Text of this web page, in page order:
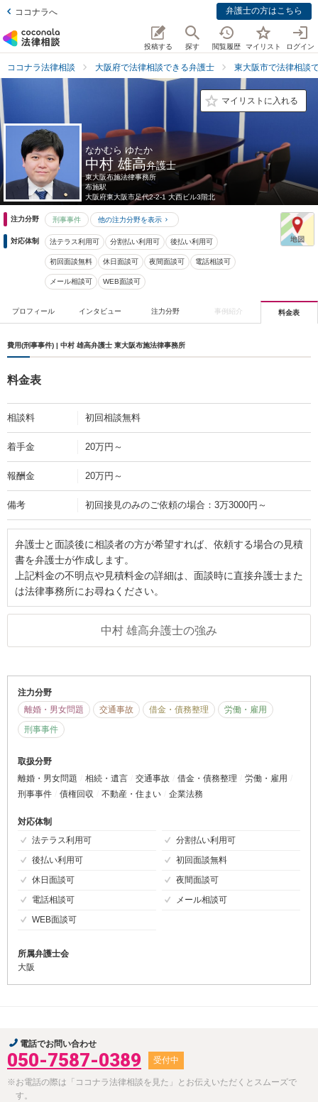
ココナラへ 弁護士の方はこちら
投稿する 探す 閲覧履歴 マイリスト ログイン
ココナラ法律相談 大阪府で法律相談できる弁護士 東大阪市で法律相談
マイリストに入れる
なかむら ゆたか
中村 雄高弁護士
東大阪布施法律事務所
布施駅
大阪府東大阪市足代2-2-1 大西ビル3階北
注力分野 刑事事件 他の注力分野を表示
対応体制 法テラス利用可 分割払い利用可 後払い利用可
初回面談無料 休日面談可 夜間面談可 電話相談可
メール相談可 WEB面談可
プロフィール インタビュー 注力分野 事例紹介 料金表
費用(刑事事件) | 中村 雄高弁護士 東大阪布施法律事務所
料金表
相談料 初回相談無料
着手金 20万円～
報酬金 20万円～
備考 初回接見のみのご依頼の場合：3万3000円～
弁護士と面談後に相談者の方が希望すれば、依頼する場合の見積
書を弁護士が作成します。
上記料金の不明点や見積料金の詳細は、面談時に直接弁護士また
は法律事務所にお尋ねください。
中村 雄高弁護士の強み
注力分野
離婚・男女問題
交通事故 借金・債務整理
労働・雇用
刑事事件
取扱分野
離婚・男女問題
相続・遺言 交通事故 借金・債務整理
労働・雇用
刑事事件
債権回収 不動産・住まい 企業法務
対応体制
法テラス利用可
分割払い利用可
後払い利用可
初回面談無料
休日面談可
夜間面談可
電話相談可
メール相談可
WEB面談可
所属弁護士会
大阪
電話でお問い合わせ
050-7587-0389 受付中
※お電話の際は「ココナラ法律相談を見た」とお伝えいただくとスムーズで
す。